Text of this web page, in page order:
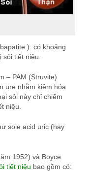
): có khoảng
tiết niệu.
– PAM (Struvite)
ure nhằm kiềm hóa
sỏi này chỉ chiếm
niệu.
soie acid uric (hay
1952) và Boyce
tiết niệu bao gồm có: